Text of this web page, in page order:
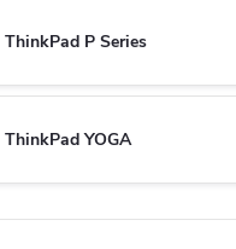
ThinkPad P Series
ThinkPad YOGA